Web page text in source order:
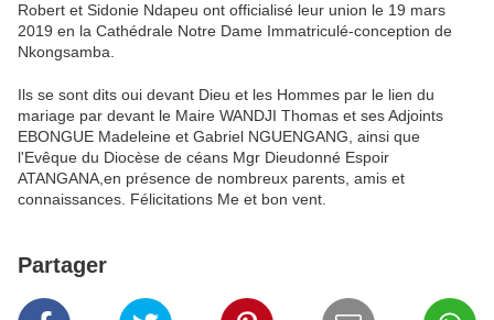
Robert et Sidonie Ndapeu ont officialisé leur union le 19 mars
2019 en la Cathédrale Notre Dame Immatriculé-conception de
Nkongsamba.
Ils se sont dits oui devant Dieu et les Hommes par le lien du
mariage par devant le Maire WANDJI Thomas et ses Adjoints
EBONGUE Madeleine et Gabriel NGUENGANG, ainsi que
l'Evêque du Diocèse de céans Mgr Dieudonné Espoir
ATANGANA,en présence de nombreux parents, amis et
connaissances. Félicitations Me et bon vent.
Partager